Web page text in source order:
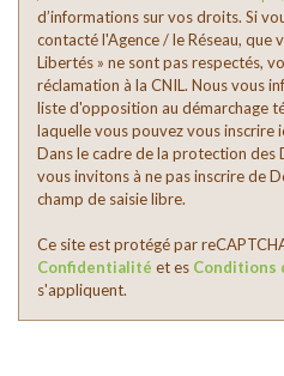
Appartements
Familles avec 3 enfants
d’informations sur vos droits. Si
contacté l'Agence / le Réseau,
Libertés » ne sont pas respectés,
réclamation à la CNIL. Nous vous
liste d'opposition au démarchage
laquelle vous pouvez vous inscrire
Dans le cadre de la protection des
vous invitons à ne pas inscrire de
champ de saisie libre.
Ce site est protégé par
Confidentialité et es Conditions
s'appliquent.